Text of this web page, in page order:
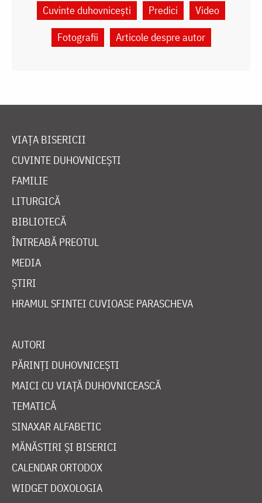
Cuvinte duhovnicești
Predici
Video
Fotografii
Articole despre autor
VIAȚA BISERICII
CUVINTE DUHOVNICEȘTI
FAMILIE
LITURGICĂ
BIBLIOTECĂ
ÎNTREABĂ PREOTUL
MEDIA
ȘTIRI
HRAMUL SFINTEI CUVIOASE PARASCHEVA
AUTORI
PĂRINȚI DUHOVNICEȘTI
MAICI CU VIAȚĂ DUHOVNICEASCĂ
TEMATICĂ
SINAXAR ALFABETIC
MĂNĂSTIRI ȘI BISERICI
CALENDAR ORTODOX
WIDGET DOXOLOGIA